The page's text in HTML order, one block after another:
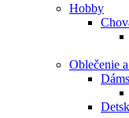
Hobby
Oblečenie